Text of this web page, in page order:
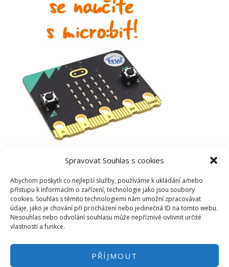
Spravovat Souhlas s cookies
Abychom poskytli co nejlepší služby, používáme k ukládání a/nebo
přístupu k informacím o zařízení, technologie jako jsou soubory
cookies. Souhlas s těmito technologiemi nám umožní zpracovávat
údaje, jako je chování při procházení nebo jedinečná ID na tomto webu.
Nesouhlas nebo odvolání souhlasu může nepříznivě ovlivnit určité
vlastnosti a funkce.
PŘÍJMOUT